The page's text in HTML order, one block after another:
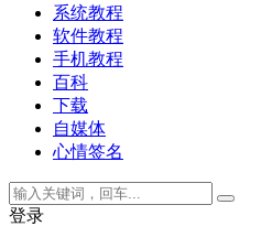
系统教程
软件教程
手机教程
百科
下载
自媒体
心情签名
登录